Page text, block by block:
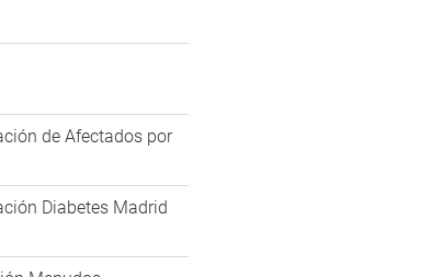
de Afectados por
Diabetes Madrid